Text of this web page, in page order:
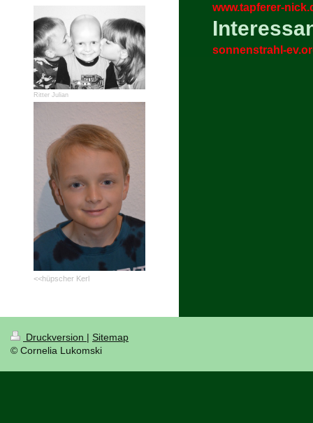
www.tapferer-
sonnenstrahl-
Ritter Julian
<<hüpscher Kerl
Druckversion | Sitemap
© Cornelia Lukomski